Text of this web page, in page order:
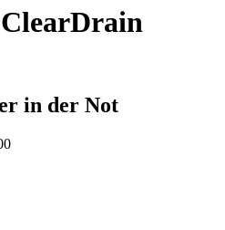
in der Not